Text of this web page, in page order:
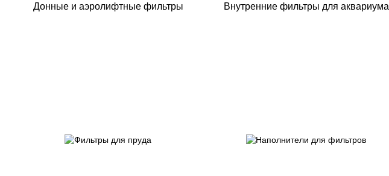
Донные и аэролифтные фильтры Внутренние фильтры для аквариума